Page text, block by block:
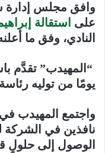
وافق مجلس إدارة
على استقالة
النادي، وفق ما
يومًا من توليه
واجتمع المهيدب
نافذين في
الوصول إلى حلولٍ